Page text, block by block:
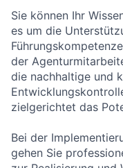
Sie können Ihr
es um die
der
die nachhaltige und
zielgerichtet das
Bei der
gehen Sie